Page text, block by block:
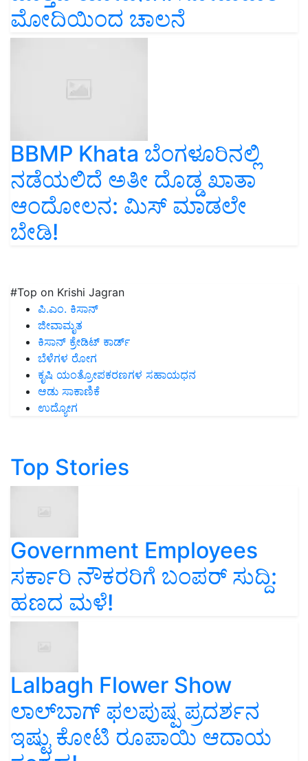
BBMP Khata ಬೆಂಗಳೂರಿನಲ್ಲಿ
ನಡೆಯಲಿದೆ ಅತೀ ದೊಡ್ಡ ಖಾತಾ
ಆಂದೋಲನ: ಮಿಸ್‌ ಮಾಡಲೇ
ಬೇಡಿ!
ಪಿ.ಎಂ. ಕಿಸಾನ್
ಜೀವಾಮೃತ
ಕಿಸಾನ್ ಕ್ರೇಡಿಟ್ ಕಾರ್ಡ್
ಬೆಳೆಗಳ ರೋಗ
ಕೃಷಿ ಯಂತ್ರೋಪಕರಣಗಳ ಸಹಾಯಧನ
ಆಡು ಸಾಕಾಣಿಕೆ
ಉದ್ಯೋಗ
Top Stories
Government Employees
ಸರ್ಕಾರಿ ನೌಕರರಿಗೆ ಬಂಪರ್‌ ಸುದ್ದಿ:
ಹಣದ ಮಳೆ!
Lalbagh Flower Show
ಲಾಲ್‌ಬಾಗ್ ಫಲಪುಷ್ಪ ಪ್ರದರ್ಶನ
ಇಷ್ಟು ಕೋಟಿ ರೂಪಾಯಿ ಆದಾಯ
ಸಂಗ್ರಹ!